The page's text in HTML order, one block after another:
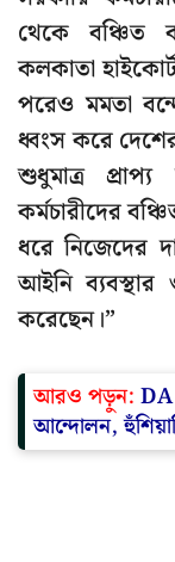
থেকে বঞ্চিত
কলকাতা
পরেও মমতা
ধ্বংস করে
শুধুমাত্র
কর্মচারীদের
ধরে নিজেদের
আইনি
করেছেন।”
আরও পড়ুন: DA
আন্দোলন,